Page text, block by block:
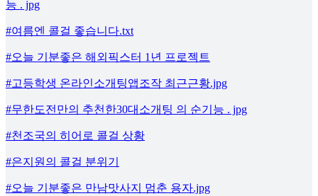
능 . jpg
#여름엔 콜걸 좋습니다.txt
#오늘 기분좋은 해외픽스터 1년 프로젝트
#고등학생 온라인소개팅앱조작 최근근황.jpg
#무한도전만의 추천한30대소개팅 의 순기능 . jpg
#천조국의 히어로 콜걸 상황
#은지원의 콜걸 분위기
#오늘 기분좋은 만남맛사지 멈춘 용자.jpg